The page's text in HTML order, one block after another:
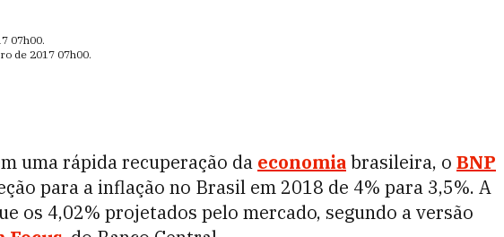
07h00.
de 2017 07h00.
uma rápida recuperação da economiabrasileira, o BNP
para a inflação no Brasil em 2018 de 4% para 3,5%. A
os 4,02% projetados pelo mercado, segundo a versão